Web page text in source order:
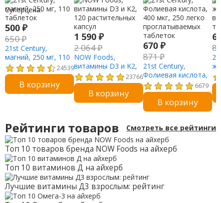
500 ₽
650₽
21st Century,
магний, 250 мг, 110
таблеток
24539
В корзину
1 590 ₽
2 064₽
NOW Foods,
витамины D3 и K2,
120 растительных
капсул
23766
В корзину
670 ₽
871₽
21st Century,
Фолиевая кислота,
400 мкг, 250 легко
проглатываемых
таблеток
6679
В корзину
Суперцена!
Рейтинги товаров Смотреть все рейтинги
Топ 10 товаров бренда NOW Foods на айхерб
Топ 10 витаминов Д на айхерб
Лучшие витамины Д3 взрослым: рейтинг